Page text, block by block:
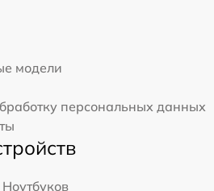
модели
персональных данных
Ноутбуков